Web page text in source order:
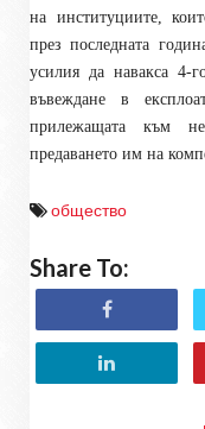
на институциите,
през последната
усилия да навакса 4-
въвеждане в
прилежащата към
предаването им на
общество
Share To: